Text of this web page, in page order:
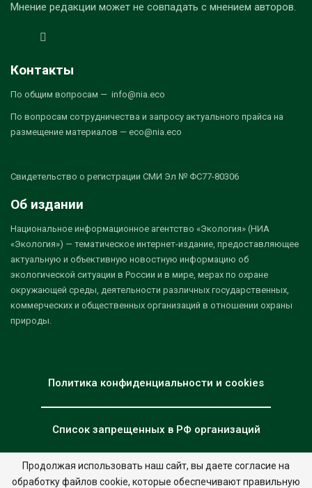
Мнение редакции может не совпадать с мнением авторов.
Контакты
По общим вопросам — info@nia.eco
По вопросам сотрудничества и запросу актуального прайса на
размещение материалов — eco@nia.eco
Свидетельство о регистрации СМИ Эл № ФС77-80306
Об издании
Национальное информационное агентство «Экология» (НИА
«Экология») — тематическое интернет-издание, предоставляющее
актуальную и объективную новостную информацию об
экологической ситуации в России и в мире, мерах по охране
окружающей среды, деятельности различных государственных,
коммерческих и общественных организаций в отношении охраны
природы.
Политика конфиденциальности и cookies
Список запрещенных в РФ организаций
© 2026 - НИА "Экология". Все права защищены. Дизайн:nia.eco
Продолжая использовать наш сайт, вы даете согласие на
обработку файлов cookie, которые обеспечивают правильную